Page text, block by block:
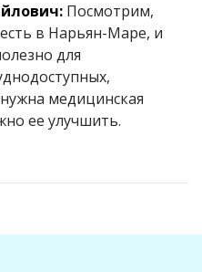
Посмотрим,
в Нарьян-Маре, и
для
медицинская
ее улучшить.